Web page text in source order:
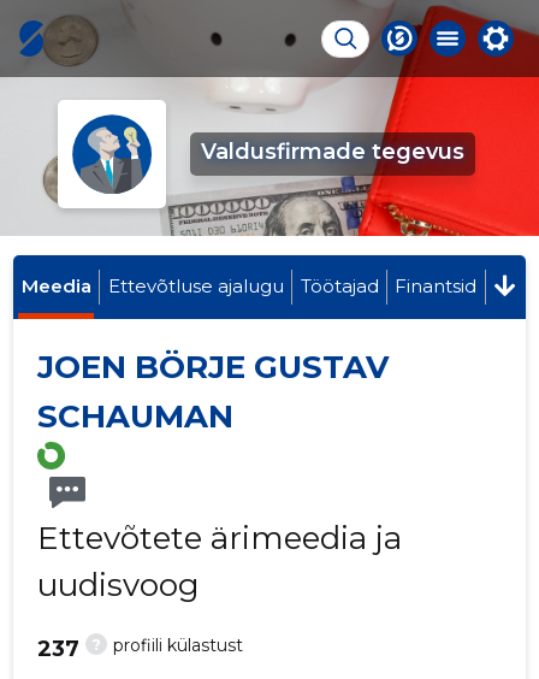
Valdusfirmade tegevus
Meedia Ettevõtluse ajalugu Töötajad Finantsid
JOEN BÖRJE GUSTAV
SCHAUMAN
Ettevõtete ärimeedia ja
uudisvoog
? profiili külastust
237